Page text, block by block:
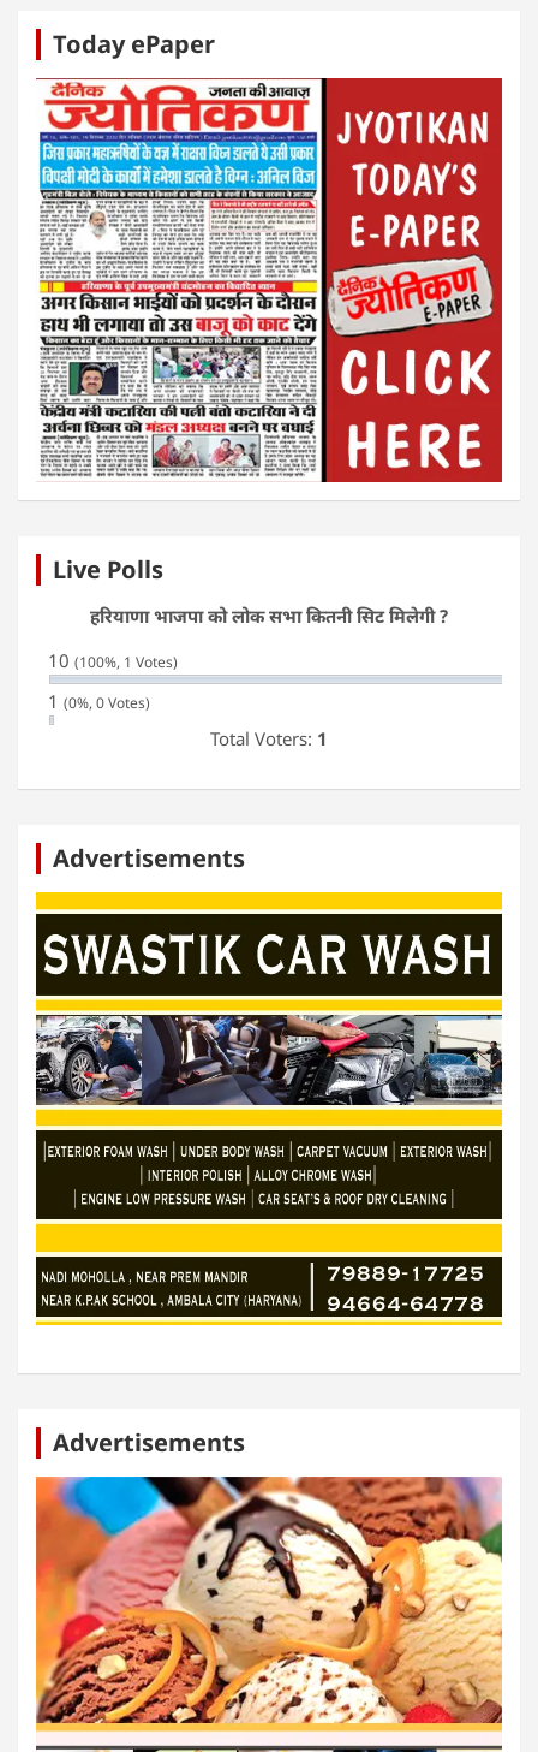
Today ePaper
Live Polls
हरियाणा भाजपा को लोक सभा कितनी सिट मिलेगी ?
10 (100%, 1 Votes)
1 (0%, 0 Votes)
Total Voters: 1
Advertisements
Advertisements